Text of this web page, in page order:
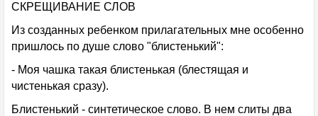
СКРЕЩИВАНИЕ СЛОВ
Из созданных ребенком прилагательных мне особенно
пришлось по душе слово "блистенький":
- Моя чашка такая блистенькая (блестящая и
чистенькая сразу).
Блистенький - синтетическое слово. В нем слиты два